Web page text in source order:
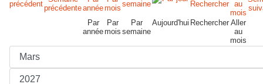
Par
année
Par
mois
Par
semaine
Aujourd'hui Rechercher Aller
au
mois